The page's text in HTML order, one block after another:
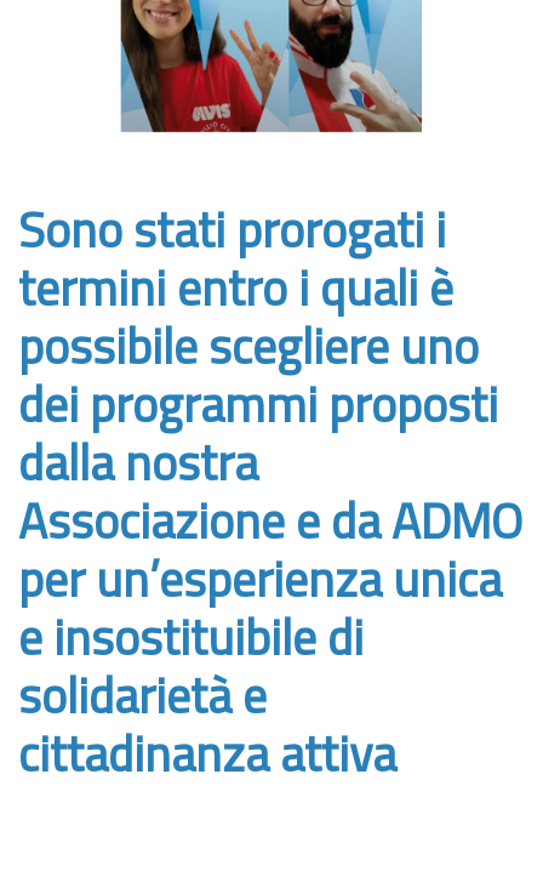
Sono stati prorogati i
termini entro i quali è
possibile scegliere uno
dei programmi proposti
dalla nostra
Associazione e da ADMO
per un’esperienza unica
e insostituibile di
solidarietà e
cittadinanza attiva